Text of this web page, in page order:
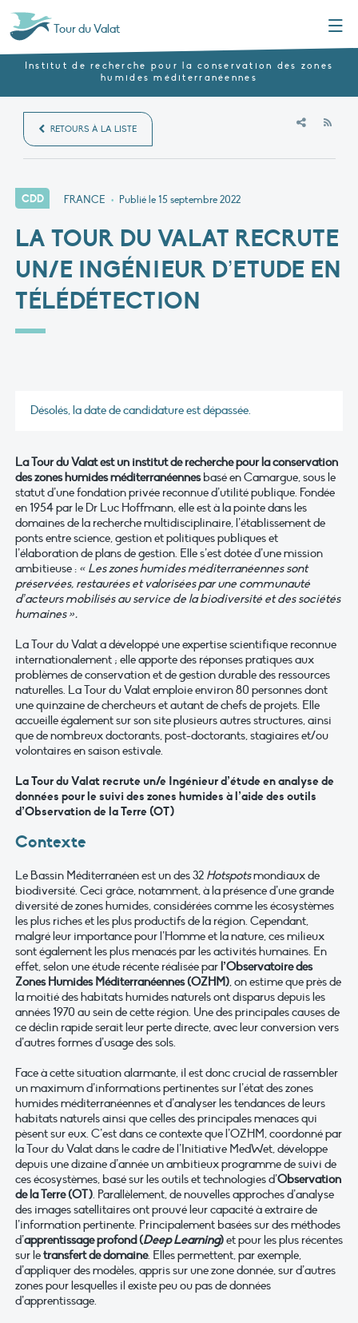
Tour du Valat
Institut de recherche pour la conservation des zones
humides méditerranéennes
RETOURS À LA LISTE
CDD FRANCE • Publié le15 septembre 2022
LA TOUR DU VALAT RECRUTE
UN/E INGÉNIEUR D’ETUDE EN
TÉLÉDÉTECTION
Désolés, la date de candidature est dépassée.
La Tour du Valat est un institut de recherche pour la conservation
des zones humides méditerranéennesbasé en Camargue, sous le
statut d’une fondation privée reconnue d’utilité publique. Fondée
en 1954 par le Dr Luc Hoffmann, elle est à la pointe dans les
domaines de la recherche multidisciplinaire, l’établissement de
ponts entre science, gestion et politiques publiques et
l’élaboration de plans de gestion. Elle s’est dotée d’une mission
ambitieuse : « Les zones humides méditerranéennes sont
préservées, restaurées et valorisées par une communauté
d’acteurs mobilisés au service de la biodiversité et des sociétés
humaines ».
La Tour du Valat a développé une expertise scientifique reconnue
internationalement ; elle apporte des réponses pratiques aux
problèmes de conservation et de gestion durable des ressources
naturelles. La Tour du Valat emploie environ 80 personnes dont
une quinzaine de chercheurs et autant de chefs de projets. Elle
accueille également sur son site plusieurs autres structures, ainsi
que de nombreux doctorants, post-doctorants, stagiaires et/ou
volontaires en saison estivale.
La Tour du Valat recrute un/e Ingénieur d’étude en analyse de
données pour le suivi des zones humides à l’aide des outils
d’Observation de la Terre (OT)
Contexte
Le Bassin Méditerranéen est un des 32 Hotspotsmondiaux de
biodiversité. Ceci grâce, notamment, à la présence d’une grande
diversité de zones humides, considérées comme les écosystèmes
les plus riches et les plus productifs de la région. Cependant,
malgré leur importance pour l’Homme et la nature, ces milieux
sont également les plus menacés par les activités humaines. En
effet, selon une étude récente réalisée par l’Observatoire des
Zones Humides Méditerranéennes (OZHM), on estime que près de
la moitié des habitats humides naturels ont disparus depuis les
années 1970 au sein de cette région. Une des principales causes de
ce déclin rapide serait leur perte directe, avec leur conversion vers
d’autres formes d’usage des sols.
Face à cette situation alarmante, il est donc crucial de rassembler
un maximum d’informations pertinentes sur l’état des zones
humides méditerranéennes et d’analyser les tendances de leurs
habitats naturels ainsi que celles des principales menaces qui
pèsent sur eux. C’est dans ce contexte que l’OZHM, coordonné par
la Tour du Valat dans le cadre de l’Initiative MedWet, développe
depuis une dizaine d’année un ambitieux programme de suivi de
ces écosystèmes, basé sur les outils et technologies d’Observation
de la Terre (OT). Parallèlement, de nouvelles approches d’analyse
des images satellitaires ont prouvé leur capacité à extraire de
l’information pertinente. Principalement basées sur des méthodes
d’apprentissage profond (Deep Learning)et pour les plus récentes
sur letransfert de domaine. Elles permettent, par exemple,
d’appliquer des modèles, appris sur une zone donnée, sur d’autres
zones pour lesquelles il existe peu ou pas de données
d’apprentissage.